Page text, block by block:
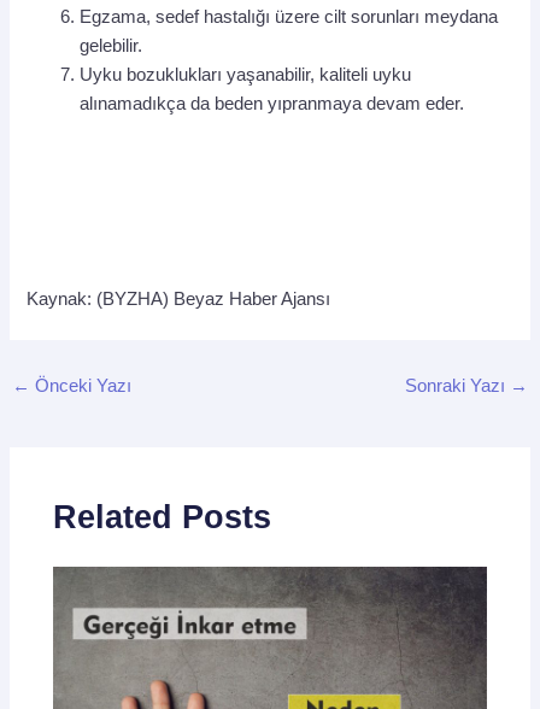
Egzama, sedef hastalığı üzere cilt sorunları meydana
gelebilir.
Uyku bozuklukları yaşanabilir, kaliteli uyku
alınamadıkça da beden yıpranmaya devam eder.
Kaynak: (BYZHA) Beyaz Haber Ajansı
← Önceki Yazı Sonraki Yazı →
Related Posts